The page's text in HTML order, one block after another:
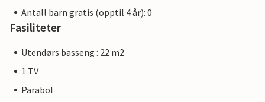
Antall barn gratis (opptil 4 år): 0
Fasiliteter
Utendørs basseng : 22 m2
1 TV
Parabol